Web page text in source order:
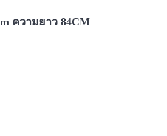
ความยาว 84CM